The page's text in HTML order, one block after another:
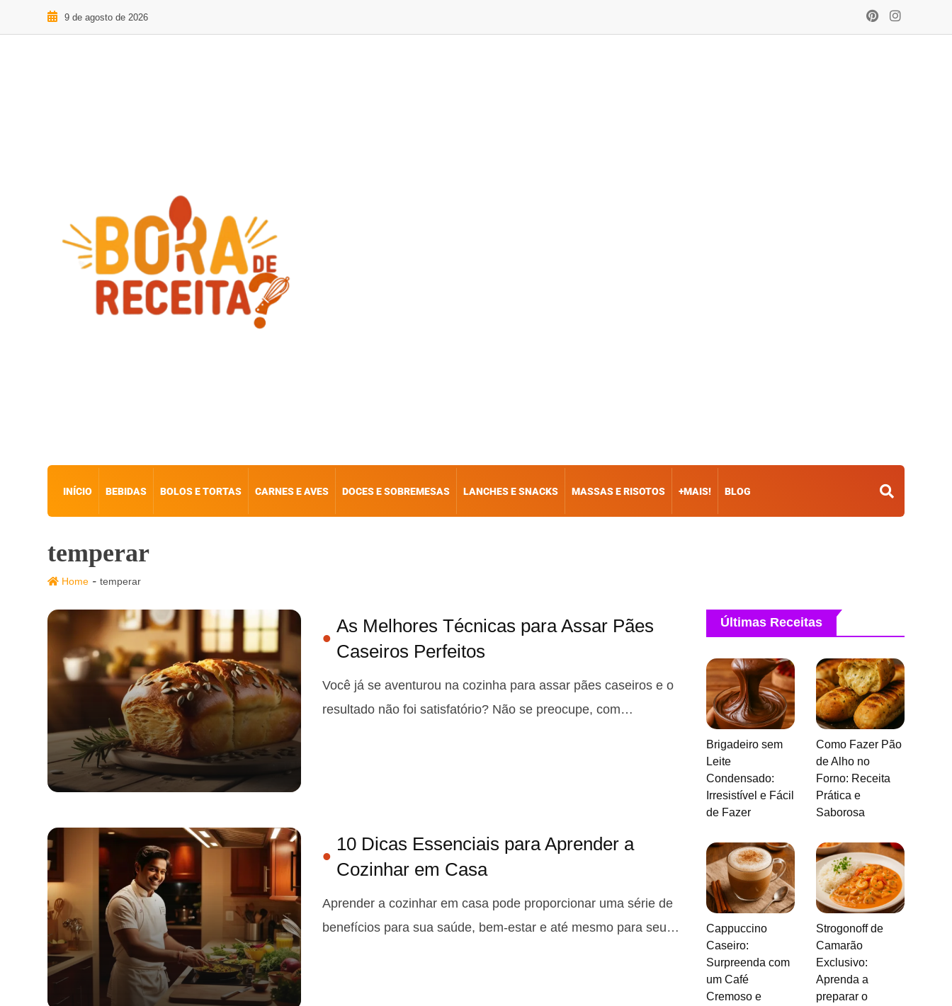
9 de agosto de 2026
INÍCIO BEBIDAS BOLOS E TORTAS CARNES E AVES DOCES E SOBREMESAS LANCHES E SNACKS MASSAS E RISOTOS +MAIS! BLOG
temperar
Home - temperar
As Melhores Técnicas para Assar Pães
Caseiros Perfeitos
Você já se aventurou na cozinha para assar pães caseiros e o
resultado não foi satisfatório? Não se preocupe, com…
10 Dicas Essenciais para Aprender a
Cozinhar em Casa
Aprender a cozinhar em casa pode proporcionar uma série de
benefícios para sua saúde, bem-estar e até mesmo para seu…
Últimas Receitas
Brigadeiro sem
Leite
Condensado:
Irresistível e Fácil
de Fazer
Como Fazer Pão
de Alho no
Forno: Receita
Prática e
Saborosa
Cappuccino
Caseiro:
Surpreenda com
um Café
Cremoso e
Strogonoff de
Camarão
Exclusivo:
Aprenda a
preparar o